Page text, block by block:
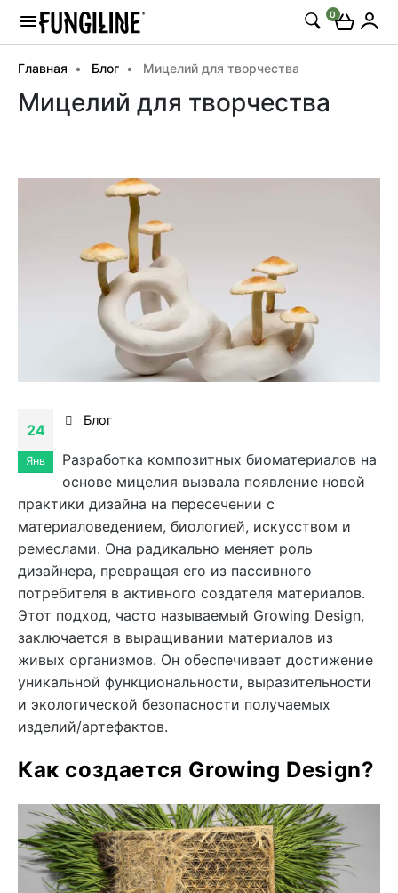
0
Главная Блог Мицелий для творчества
Мицелий для творчества
24
Янв
Блог
Разработка композитных биоматериалов на
основе мицелия вызвала появление новой
практики дизайна на пересечении с
материаловедением, биологией, искусством и
ремеслами. Она радикально меняет роль
дизайнера, превращая его из пассивного
потребителя в активного создателя материалов.
Этот подход, часто называемый Growing Design,
заключается в выращивании материалов из
живых организмов. Он обеспечивает достижение
уникальной функциональности, выразительности
и экологической безопасности получаемых
изделий/артефактов.
Как создается Growing Design?